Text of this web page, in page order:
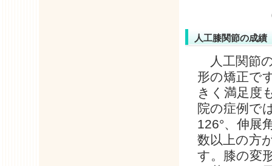
人工膝関節の成績
人工関節
形の矯正で
きく満足度
院の症例で
126°、伸展
数以上の方
す。膝の変